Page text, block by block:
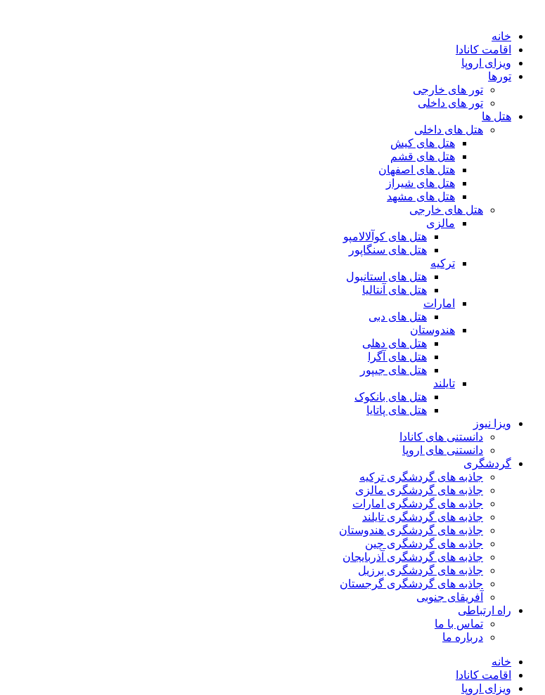
محتوا
خانه
اقامت کانادا
ویزای اروپا
تورها
تور های خارجی
تور های داخلی
هتل ها
هتل های داخلی
هتل های کیش
هتل های قشم
هتل های اصفهان
هتل های شیراز
هتل های مشهد
هتل های خارجی
مالزی
هتل های کوآلالامپو
هتل های سنگاپور
ترکیه
هتل های استانبول
هتل های آنتالیا
امارات
هتل های دبی
هندوستان
هتل های دهلی
هتل های آگرا
هتل های جیپور
تایلند
هتل های بانکوک
هتل های پاتایا
ویزا نیوز
دانستنی های کانادا
دانستنی های اروپا
گردشگری
جاذبه های گردشگری ترکیه
جاذبه های گردشگری مالزی
جاذبه های گردشگری امارات
جاذبه های گردشگری تایلند
جاذبه های گردشگری هندوستان
جاذبه های گردشگری چین
جاذبه های گردشگری آذربایجان
جاذبه های گردشگری برزیل
جاذبه های گردشگری گرجستان
آفریقای جنوبی
راه ارتباطی
تماس با ما
درباره ما
خانه
اقامت کانادا
ویزای اروپا